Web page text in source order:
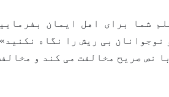
شما برای اهل ایمان
نوجوانان بی ریش را نگاه
نص صریح مخالفت می کند و